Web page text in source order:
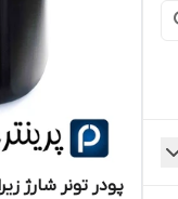
پودر تونر شارژ